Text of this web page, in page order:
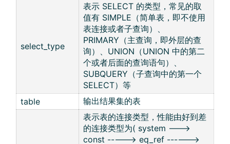
select_type
表示 SELECT 的类型，常见的取
值有 SIMPLE（简单表，即不使用
表连接或者子查询）、
PRIMARY（主查询，即外层的查
询）、UNION（UNION 中的第二
个或者后面的查询语句）、
SUBQUERY（子查询中的第一个
SELECT）等
table
输出结果集的表
表示表的连接类型，性能由好到差
的连接类型为( system --->
const -----> eq_ref ------>